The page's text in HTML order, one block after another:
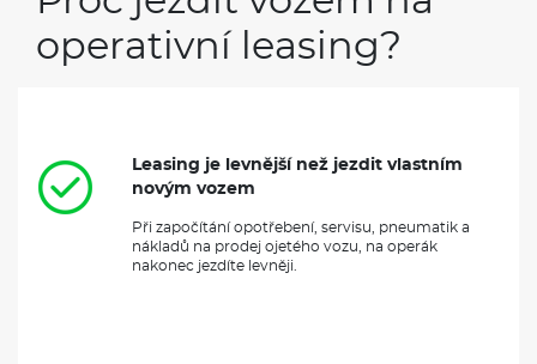
operativní leasing?
Leasing je levnější než jezdit vlastním
novým vozem
Při započítání opotřebení, servisu, pneumatik a
nákladů na prodej ojetého vozu, na operák
nakonec jezdíte levněji.